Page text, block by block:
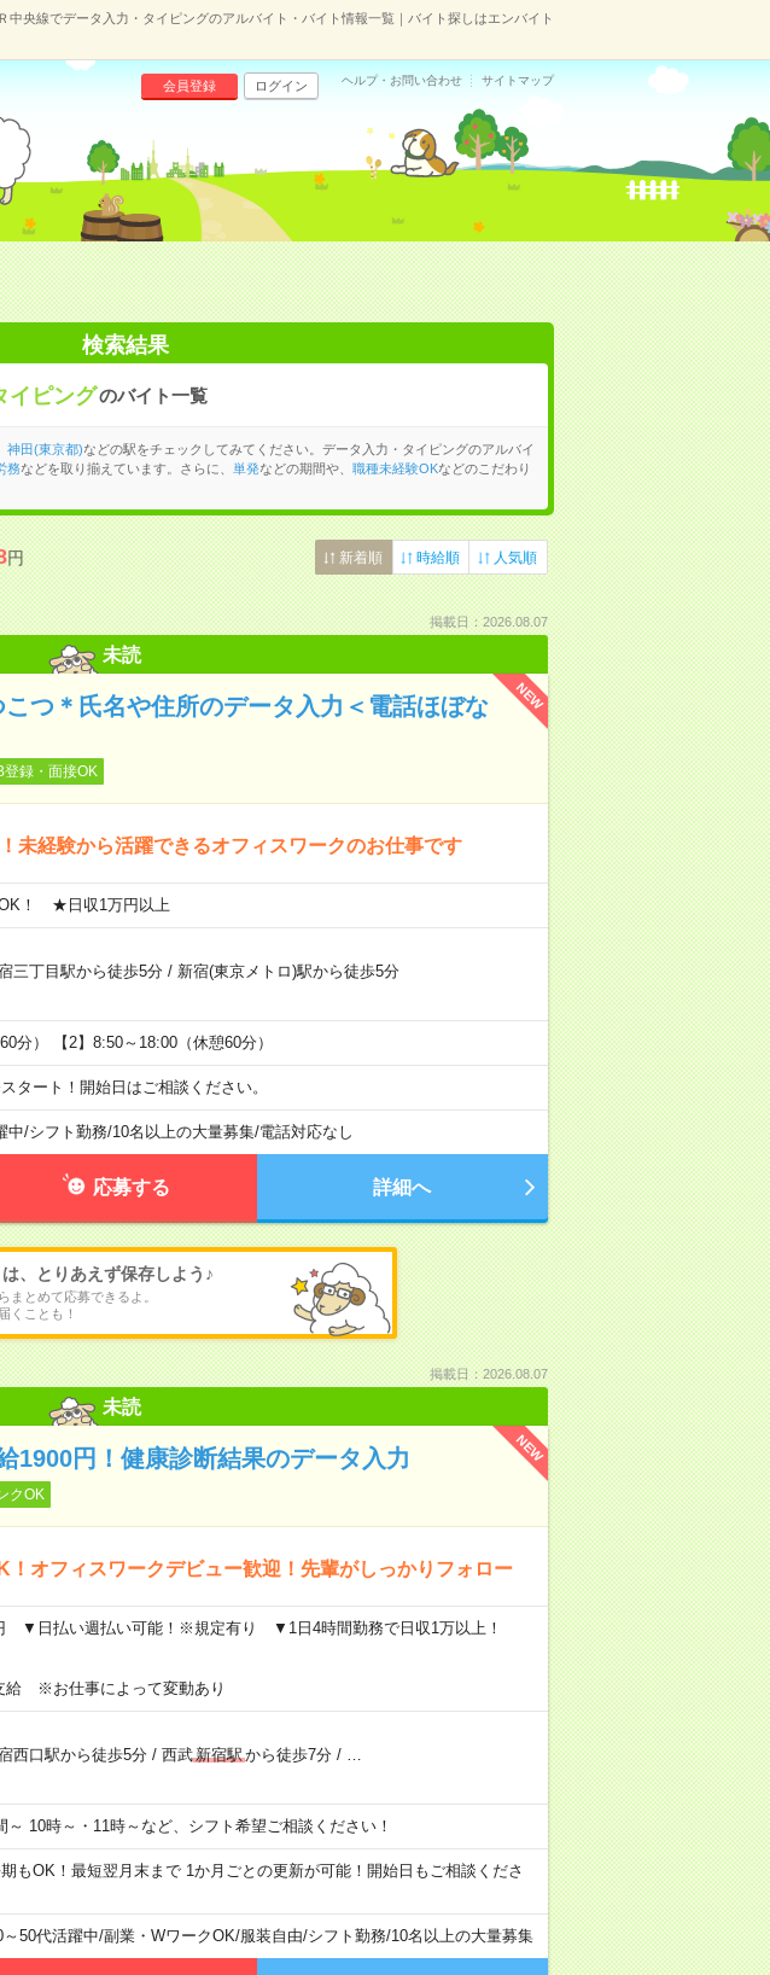
Ｒ中央線でデータ入力・タイピングのアルバイト・バイト情報一覧｜バイト探しはエンバイト
会員登録 ログイン ヘルプ・お問い合わせ サイトマップ
検索結果
イピングのバイト一覧
神田(東京都)などの駅をチェックしてみてください。データ入力・タイピングのアルバイ
務などを取り揃えています。さらに、 単発などの期間や、 職種未経験OKなどのこだわり
円 新着順 時給順 人気順
掲載日：2026.08.07
未読
NEW
こつ＊氏名や住所のデータ入力＜電話ほぼな
登録・面接OK
未経験から活躍できるオフィスワークのお仕事です
！ ★日収1万円以上
三丁目駅から徒歩5分/ 新宿(東京メトロ)駅から徒歩5分
分） 【2】8:50～18:00（休憩60分）
タート！開始日はご相談ください。
中/シフト勤務/10名以上の大量募集/電話対応なし
応募する 詳細へ
は、とりあえず保存しよう♪
まとめて応募できるよ。
くことも！
掲載日：2026.08.07
未読
NEW
1900円！健康診断結果のデータ入力
クOK
！オフィスワークデビュー歓迎！先輩がしっかりフォロー
▼日払い週払い可能！※規定有り ▼1日4時間勤務で日収1万以上！
給 ※お仕事によって変動あり
西口駅から徒歩5分/ 西武新宿駅から徒歩7分/
10時～・11時～など、シフト希望ご相談ください！
期もOK！最短翌月末まで 1か月ごとの更新が可能！開始日もご相談くださ
～50代活躍中/副業・WワークOK/服装自由/シフト勤務/10名以上の大量募集